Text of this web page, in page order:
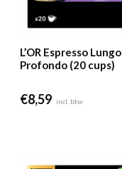
L’OR Espresso Lungo
Profondo (20 cups)
€8,59 incl. btw